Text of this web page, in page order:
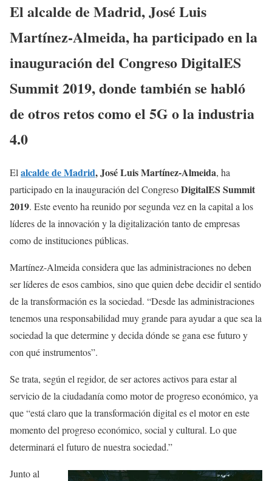
El alcalde de Madrid, José Luis
Martínez-Almeida, ha participado en la
inauguración del Congreso DigitalES
Summit 2019, donde también se habló
de otros retos como el 5G o la industria
4.0
Elalcalde de Madrid, José Luis Martínez-Almeida, ha
participado en la inauguración del CongresoDigitalES Summit
2019. Este evento ha reunido por segunda vez en la capital a los
líderes de la innovación y la digitalización tanto de empresas
como de instituciones públicas.
Martínez-Almeida considera que las administraciones no deben
ser líderes de esos cambios, sino que quien debe decidir el sentido
de la transformación es la sociedad. “Desde las administraciones
tenemos una responsabilidad muy grande para ayudar a que sea la
sociedad la que determine y decida dónde se gana ese futuro y
con qué instrumentos”.
Se trata, según el regidor, de ser actores activos para estar al
servicio de la ciudadanía como motor de progreso económico, ya
que “está claro que la transformación digital es el motor en este
momento del progreso económico, social y cultural. Lo que
determinará el futuro de nuestra sociedad.”
Junto al